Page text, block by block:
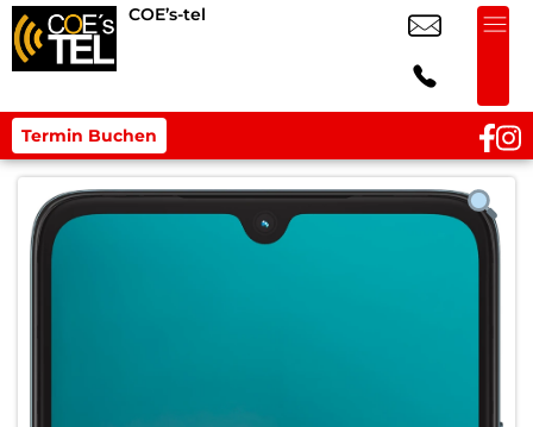
COE’s-tel
Termin Buchen